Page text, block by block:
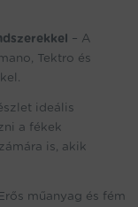
– A
Tektro és
ideális
a fékek
is, akik
műanyag és fém